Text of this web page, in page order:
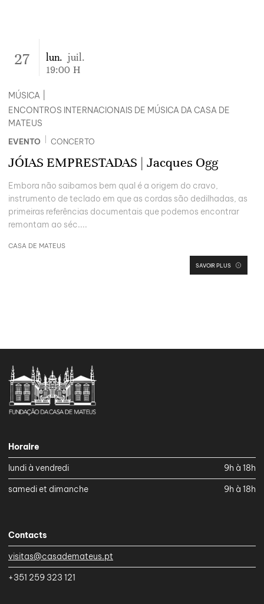
27 lun. juil.
19:00 H
EVENTO CONCERTO
JÓIAS EMPRESTADAS | Jacques Ogg
Embora não saibamos bem qual é a origem do cravo,
instrumento de teclado em que as cordas são dedilhadas, as
primeiras referências documentais que podemos encontrar
remontam ao séc....
CASA DE MATEUS
SAVOIR PLUS
MÚSICA
ENCONTROS INTERNACIONAIS DE MÚSICA DA CASA DE
MATEUS
Horaire
lundi à vendredi
9h à 18h
samedi et dimanche
9h à 18h
Contacts
visitas@casademateus.pt
+351 259 323 121